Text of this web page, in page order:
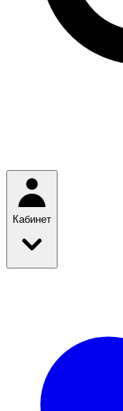
Кабинет